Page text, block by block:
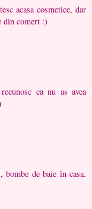
acasa cosmetice, dar
din comert :)
ca nu as avea
bombe de baie în casa.